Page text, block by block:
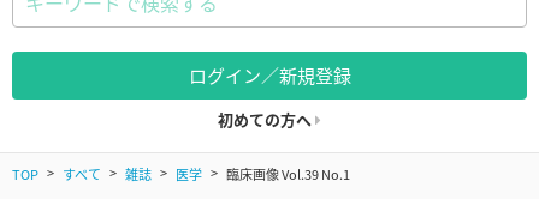
ログイン／新規登録
初めての方へ
TOP すべて 雑誌 医学 臨床画像 Vol.39 No.1